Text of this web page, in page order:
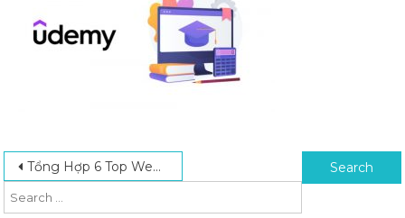
Post navigation
Tổng Hợp 6 Top Website Học Online Miễn Phí Năm 2024 Search for: